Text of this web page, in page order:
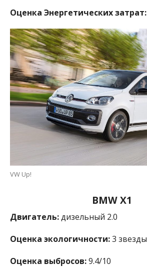
Оценка Энергетических затрат:
VW Up!
BMW X1
Двигатель:дизельный 2.0
Оценка экологичности:3 звезды
Оценка выбросов:9.4/10